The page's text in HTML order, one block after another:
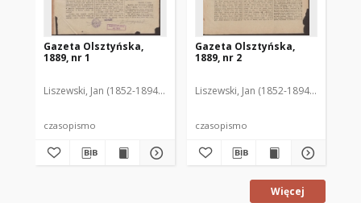
Gazeta Olsztyńska,
1889, nr 1
Liszewski, Jan (1852-1894). Red.
czasopismo
Gazeta Olsztyńska,
1889, nr 2
Liszewski, Jan (1852-1894). Red.
czasopismo
Więcej